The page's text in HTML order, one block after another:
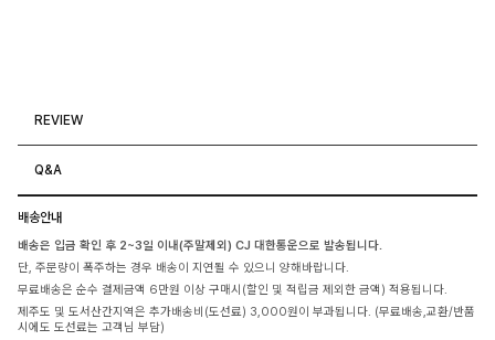
REVIEW
Q&A
배송안내
배송은 입금 확인 후 2~3일 이내(주말제외) CJ 대한통운으로 발송됩니다.
단, 주문량이 폭주하는 경우 배송이 지연될 수 있으니 양해바랍니다.
무료배송은 순수 결제금액 6만원 이상 구매시(할인 및 적립금 제외한 금액) 적용됩니다.
제주도 및 도서산간지역은 추가배송비(도선료) 3,000원이 부과됩니다. (무료배송,교환/반품
시에도 도선료는 고객님 부담)